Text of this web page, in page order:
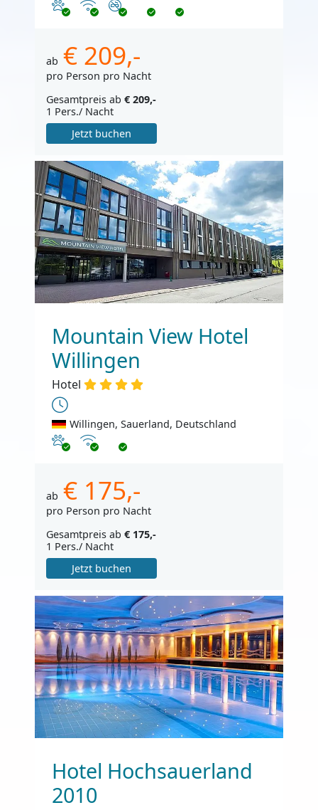
Haustiere erlaubt
InternetNichtraucher
ab € 209,-
pro Person pro Nacht
Gesamtpreis ab € 209,-
1 Pers./ Nacht
Jetzt buchen
Mountain View Hotel
Willingen
Hotel
Willingen, Sauerland, Deutschland
Haustiere erlaubt
Internet
ab € 175,-
pro Person pro Nacht
Gesamtpreis ab € 175,-
1 Pers./ Nacht
Jetzt buchen
Hotel Hochsauerland
2010